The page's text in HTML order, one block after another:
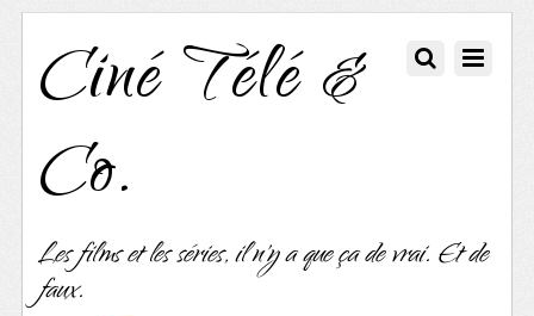
Ciné Télé &
Co.
Les films et les séries, il n'y a que ça de vrai. Et de
faux.